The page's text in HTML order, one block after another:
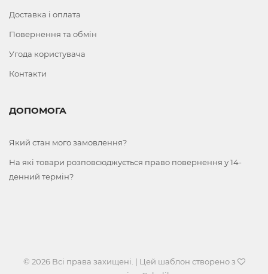
Доставка і оплата
Повернення та обмін
Угода користувача
Контакти
ДОПОМОГА
Який стан мого замовлення?
На які товари розповсюджується право повернення у 14-
денний термін?
© 2026 Всі права захищені. | Цей шаблон створено з